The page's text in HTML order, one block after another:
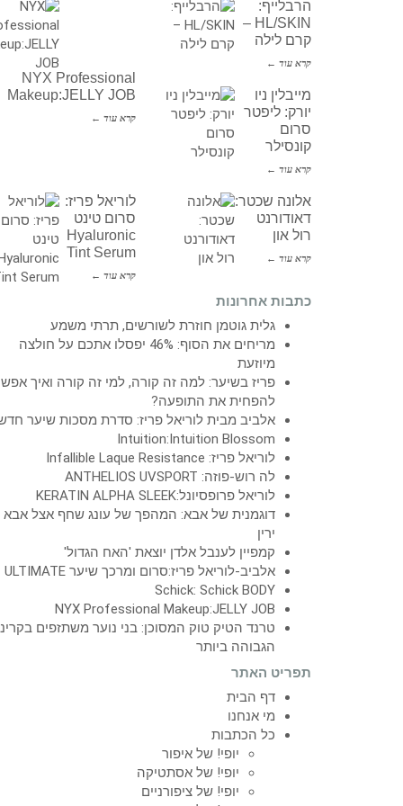
NYX Professional
Makeup:JELLY JOB
קרא עוד ←
הרבלייף:
HL/SKIN –
קרם לילה
קרא עוד ←
מייבלין ניו
יורק: ליפטר
סרום
קונסילר
קרא עוד ←
לוריאל פריז:
סרום טינט
Hyaluronic
Tint Serum
קרא עוד ←
אלונה שכטר:
דאודורנט
רול און
קרא עוד ←
כתבות אחרונות
גלית גוטמן חוזרת לשורשים, תרתי משמע
מריחים את הסוף: 46% יפסלו אתכם על חולצה
מיוזעת
פריז בשיער: למה זה קורה, למי זה קורה ואיך
להפחית את התופעה?
אלביב מבית לוריאל פריז: סדרת מסכות שיער
Intuition:Intuition Blossom
לוריאל פריז: Infallible Laque Resistance
לה רוש-פוזה: ANTHELIOS UVSPORT
לוריאל פרופסיונל:KERATIN ALPHA SLEEK
דוגמנית של אבא: המהפך של עונג שחף אצל אבא
ירין
קמפיין לענבל אלדן יוצאת 'האח הגדול'
אלביב-לוריאל פריז:סרום ומרכך שיער ULTIMATE
Schick: Schick BODY
NYX Professional Makeup:JELLY JOB
טרנד הטיק טוק המסוכן: בני נוער משתזפים
הגבוהה ביותר
תפריט האתר
דף הבית
מי אנחנו
כל הכתבות
יופי! של איפור
יופי! של אסתטיקה
יופי! של ציפורניים